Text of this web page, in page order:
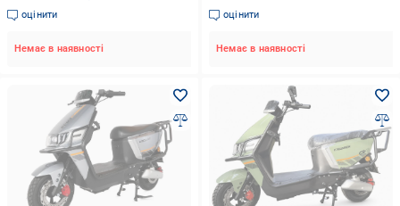
(2104619502)
оцінити
Немає в наявності
(2104619501)
оцінити
Немає в наявності